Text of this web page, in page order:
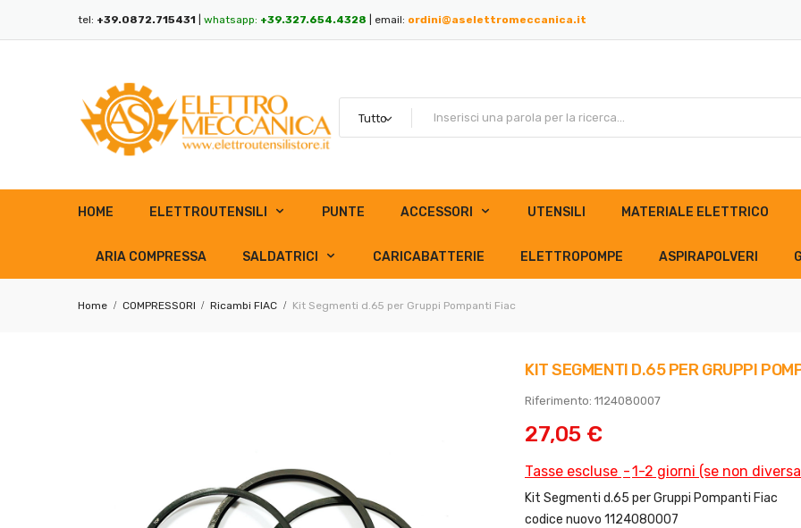
tel: +39.0872.715431 whatsapp: +39.327.654.4328 | email: ordini@aselettromeccanica.it
HOME ELETTROUTENSILI PUNTE ACCESSORI UTENSILI MATERIALE ELETTRICO
ARIA COMPRESSA SALDATRICI CARICABATTERIE ELETTROPOMPE ASPIRAPOLVERI
Home COMPRESSORI Ricambi FIAC Kit Segmenti d.65 per Gruppi Pompanti Fiac
KIT SEGMENTI D.65 PER GRUPPI
Riferimento: 1124080007
27,05 €
Tasse escluse 1-2 giorni (se non
Kit Segmenti d.65 per Gruppi Pompanti Fiac
codice nuovo 1124080007